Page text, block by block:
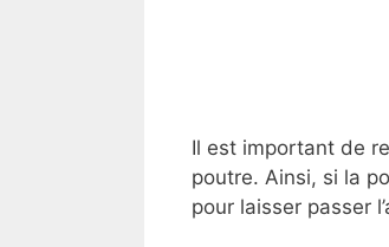
Il est important de
poutre. Ainsi, si la
pour laisser passer